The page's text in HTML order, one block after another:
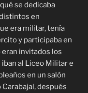
se dedicaba
en
era militar, tenía
y participaba en
eran invitados los
al Liceo Militar e
en un salón
después